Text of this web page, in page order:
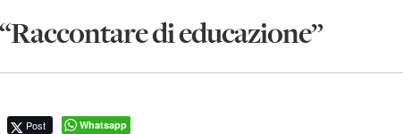
di educazione”
Post Whatsapp